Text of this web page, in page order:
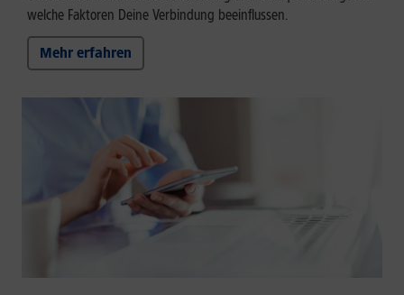
welche Faktoren Deine Verbindung beeinflussen.
Mehr erfahren